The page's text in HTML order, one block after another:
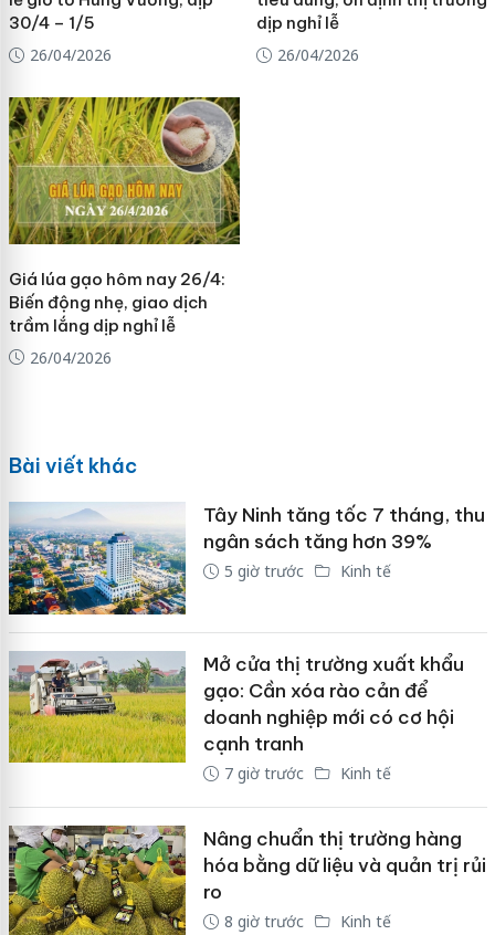
30/4 – 1/5
26/04/2026
dịp nghỉ lễ
26/04/2026
Giá lúa gạo hôm nay 26/4:
Biến động nhẹ, giao dịch
trầm lắng dịp nghỉ lễ
26/04/2026
Bài viết khác
Tây Ninh tăng tốc 7 tháng, thu
ngân sách tăng hơn 39%
5 giờ trước Kinh tế
Mở cửa thị trường xuất khẩu
gạo: Cần xóa rào cản để
doanh nghiệp mới có cơ hội
cạnh tranh
7 giờ trước Kinh tế
Nâng chuẩn thị trường hàng
hóa bằng dữ liệu và quản trị rủi
ro
8 giờ trước Kinh tế